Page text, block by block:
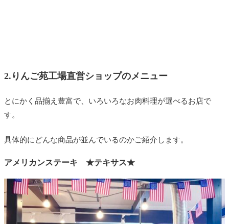
2.りんご苑工場直営ショップのメニュー
とにかく品揃え豊富で、いろいろなお肉料理が選べるお店で
す。
具体的にどんな商品が並んでいるのかご紹介します。
アメリカンステーキ ★テキサス★